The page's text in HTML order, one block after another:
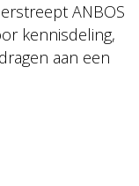
ANBOS
kennisdeling,
aan een